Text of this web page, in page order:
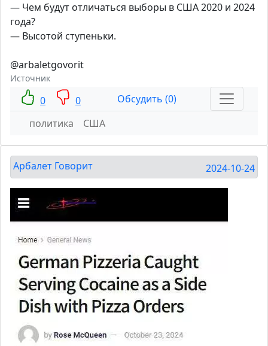
— Чем будут отличаться выборы в США 2020 и 2024
года?
— Высотой ступеньки.
@arbaletgovorit
Источник
0 0
Обсудить (0)
политика
США
Арбалет Говорит 2024-10-24